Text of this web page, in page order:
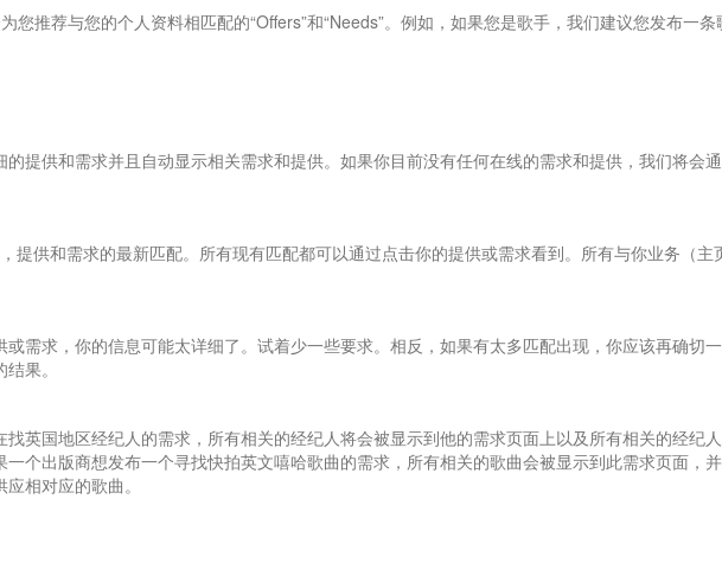
您推荐与您的个人资料相匹配的“Offers”和“Needs”。例如，如果您是歌手，我们建议您发布一条
提供和需求并且自动显示相关需求和提供。如果你目前没有任何在线的需求和提供，我们将会
提供和需求的最新匹配。所有现有匹配都可以通过点击你的提供或需求看到。所有与你业务（主
需求，你的信息可能太详细了。试着少一些要求。相反，如果有太多匹配出现，你应该再确切
果。
英国地区经纪人的需求，所有相关的经纪人将会被显示到他的需求页面上以及所有相关的经纪
个出版商想发布一个寻找快拍英文嘻哈歌曲的需求，所有相关的歌曲会被显示到此需求页面，
相对应的歌曲。